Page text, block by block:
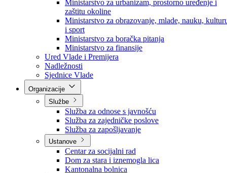
Ministarstvo za unutrašnje poslove
Ministarstvo za socijalnu politiku, zdravstvo,
raseljena lica i izbjeglice
Ministarstvo za urbanizam, prostorno uređenje i
zaštitu okoline
Ministarstvo za obrazovanje, mlade, nauku,
i sport
Ministarstvo za boračka pitanja
Ministarstvo za finansije
Ured Vlade i Premijera
Nadležnosti
Sjednice Vlade
Službe
Služba za odnose s javnošću
Služba za zajedničke poslove
Služba za zapošljavanje
Ustanove